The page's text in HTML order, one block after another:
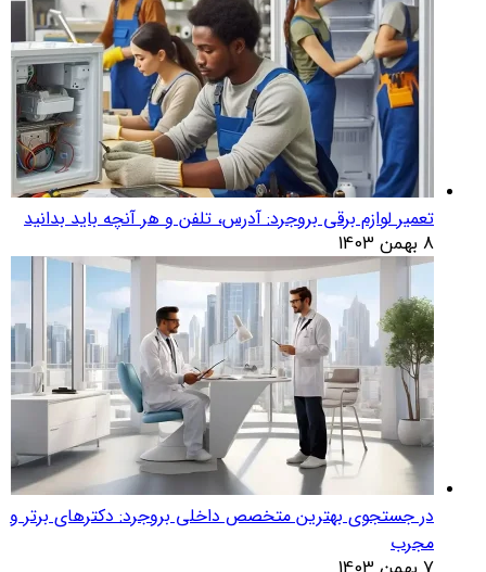
تعمیر لوازم برقی بروجرد: آدرس، تلفن و هر آنچه باید بدانید
8 بهمن 1403
در جستجوی بهترین متخصص داخلی بروجرد: دکترهای برتر و
مجرب